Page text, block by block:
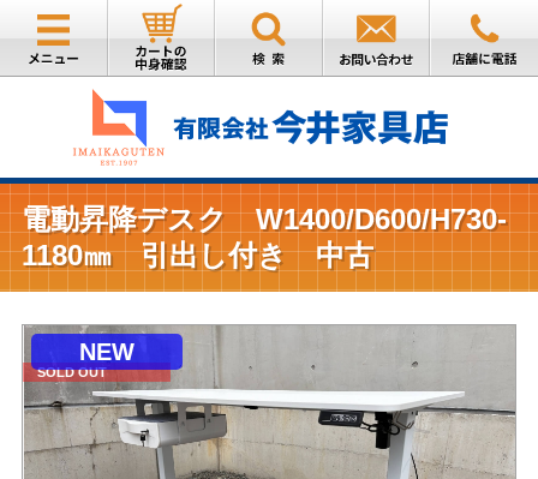
電動昇降デスク W1400/D600/H730-
1180㎜ 引出し付き 中古
NEW